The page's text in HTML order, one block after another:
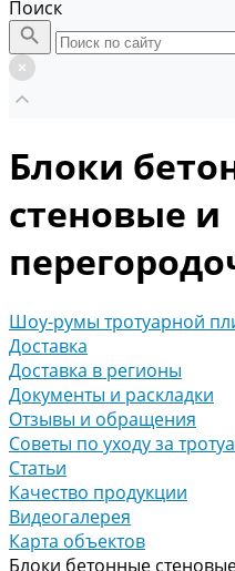
Поиск
Блоки
стеновые и
Шоу-румы тротуарной
Доставка
Доставка в регионы
Документы и раскладки
Отзывы и обращения
Советы по уходу за
Статьи
Качество продукции
Видеогалерея
Карта объектов
Блоки бетонные